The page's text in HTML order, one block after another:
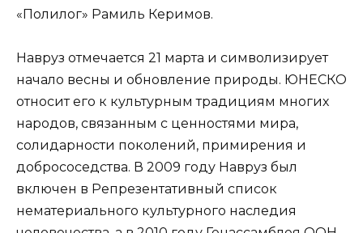
«Полилог» Рамиль Керимов.
Навруз отмечается 21 марта и символизирует
начало весны и обновление природы. ЮНЕСКО
относит его к культурным традициям многих
народов, связанным с ценностями мира,
солидарности поколений, примирения и
добрососедства. В 2009 году Навруз был
включен в Репрезентативный список
нематериального культурного наследия